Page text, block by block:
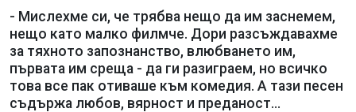
- Мислехме си, че трябва нещо да им заснемем,
нещо като малко филмче. Дори разсъждавахме
за тяхното запознанство, влюбването им,
първата им среща - да ги разиграем, но всичко
това все пак отиваше към комедия. А тази песен
съдържа любов, вярност и преданост...